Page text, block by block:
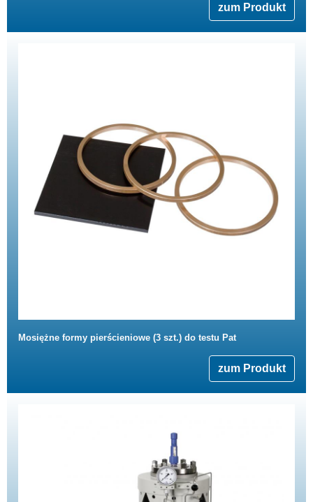
zum Produkt
Mosiężne formy pierścieniowe (3 szt.) do testu Pat
zum Produkt